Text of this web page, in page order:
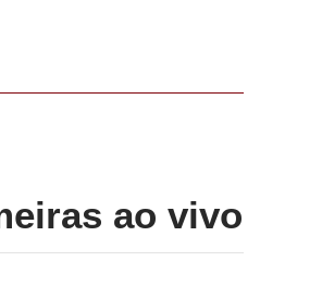
ao vivo